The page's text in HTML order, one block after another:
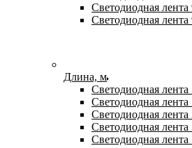
Светодиодная
Светодиодная
Длина, м
Светодиодная лента
Светодиодная лента
Светодиодная лента
Светодиодная лента
Светодиодная лента